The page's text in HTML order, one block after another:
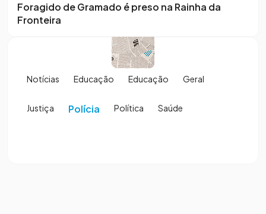
Foragido de Gramado é preso na Rainha da
Fronteira
Notícias Educação Educação Geral
Justiça Polícia Política Saúde